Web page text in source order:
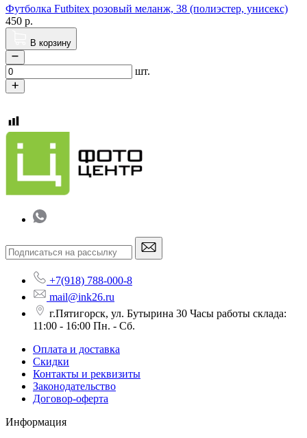
Футболка Futbitex розовый меланж, 38 (полиэстер, унисекс)
450 р.
В корзину
шт.
+7(918) 788-000-8
mail@ink26.ru
г.Пятигорск, ул. Бутырина 30 Часы работы склада:
11:00 - 16:00 Пн. - Сб.
Оплата и доставка
Скидки
Контакты и реквизиты
Законодательство
Договор-оферта
Информация